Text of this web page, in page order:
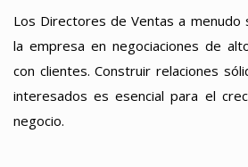
Los Directores de Ventas a menudo
la empresa en negociaciones de
con clientes. Construir relaciones
interesados es esencial para el
negocio.